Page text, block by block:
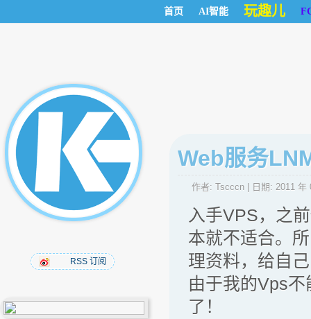
首页 AI智能 玩趣儿
RSS 订阅
Web服务
作者: Tscccn | 日期: 2011 年
入手VPS，之
本就不适合。
理资料，给自
由于我的Vps
了！